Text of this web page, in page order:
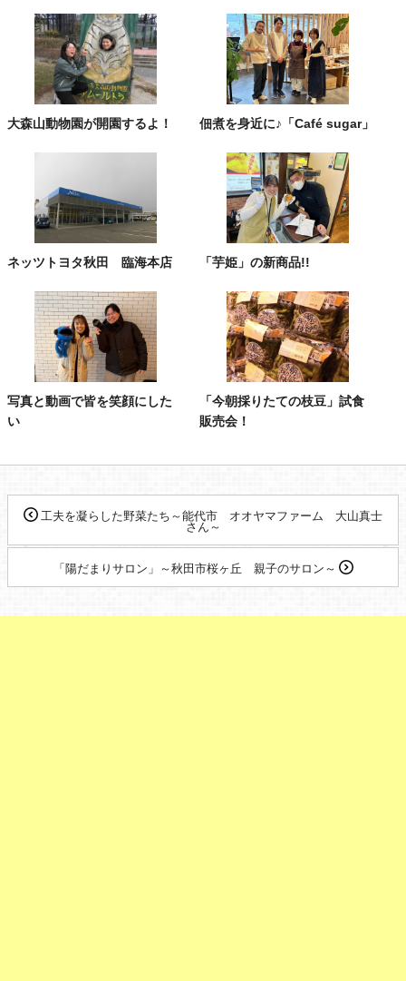
大森山動物園が開園するよ！ 佃煮を身近に♪「Café sugar」
ネッツトヨタ秋田 臨海本店 「芋姫」の新商品!!
写真と動画で皆を笑顔にした
い
「今朝採りたての枝豆」試食
販売会！
工夫を凝らした野菜たち～能代市 オオヤマファーム 大山真士
さん～
「陽だまりサロン」～秋田市桜ヶ丘 親子のサロン～